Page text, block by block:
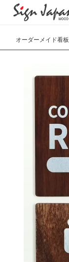
オーダーメイド看板